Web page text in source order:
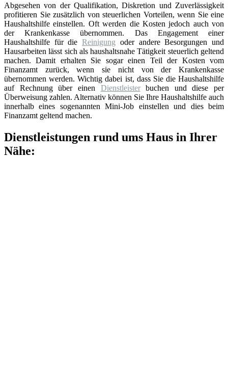
Abgesehen von der Qualifikation, Diskretion und Zuverlässigkeit
profitieren Sie zusätzlich von steuerlichen Vorteilen, wenn Sie eine
Haushaltshilfe einstellen. Oft werden die Kosten jedoch auch von
der Krankenkasse übernommen. Das Engagement einer
Haushaltshilfe für dieReinigung oder andere Besorgungen und
Hausarbeiten lässt sich als haushaltsnahe Tätigkeit steuerlich geltend
machen. Damit erhalten Sie sogar einen Teil der Kosten vom
Finanzamt zurück, wenn sie nicht von der Krankenkasse
übernommen werden. Wichtig dabei ist, dass Sie die Haushaltshilfe
auf Rechnung über einen Dienstleisterbuchen und diese per
Überweisung zahlen. Alternativ können Sie Ihre Haushaltshilfe auch
innerhalb eines sogenannten Mini-Job einstellen und dies beim
Finanzamt geltend machen.
Dienstleistungen rund ums Haus in Ihrer
Nähe: